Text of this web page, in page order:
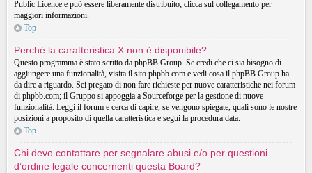
Public Licence e può essere liberamente distribuito; clicca sul collegamento per
maggiori informazioni.
Top
Perché la caratteristica X non è disponibile?
Questo programma è stato scritto da phpBB Group. Se credi che ci sia bisogno di
aggiungere una funzionalità, visita il sito phpbb.com e vedi cosa il phpBB Group ha
da dire a riguardo. Sei pregato di non fare richieste per nuove caratteristiche nei forum
di phpbb.com; il Gruppo si appoggia a Sourceforge per la gestione di nuove
funzionalità. Leggi il forum e cerca di capire, se vengono spiegate, quali sono le nostre
posizioni a proposito di quella caratteristica e segui la procedura data.
Top
Chi devo contattare per segnalare abusi e/o per questioni
d’ordine legale concernenti questa Board?